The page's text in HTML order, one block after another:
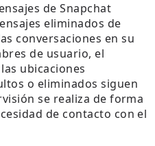
de Snapchat
eliminados de
conversaciones en su
de usuario, el
ubicaciones
o eliminados siguen
se realiza de forma
de contacto con el